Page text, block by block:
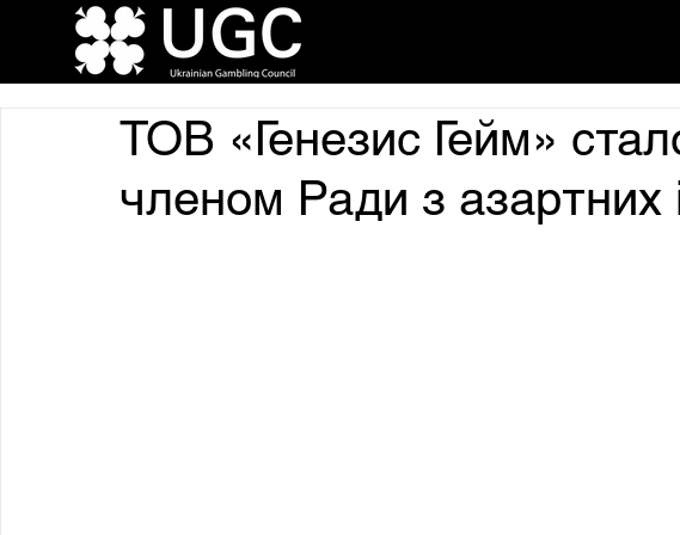
ТОВ «Генезис Гейм»
членом Ради з азартних